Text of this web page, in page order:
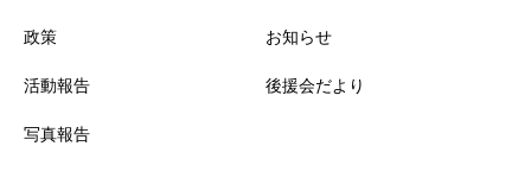
政策
活動報告
写真報告
お知らせ
後援会だより